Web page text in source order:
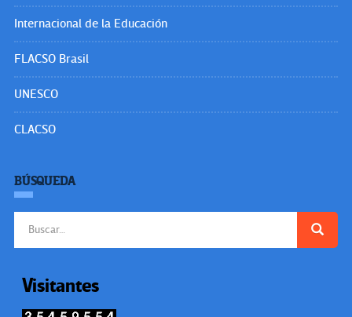
Internacional de la Educación
FLACSO Brasil
UNESCO
CLACSO
BÚSQUEDA
Visitantes